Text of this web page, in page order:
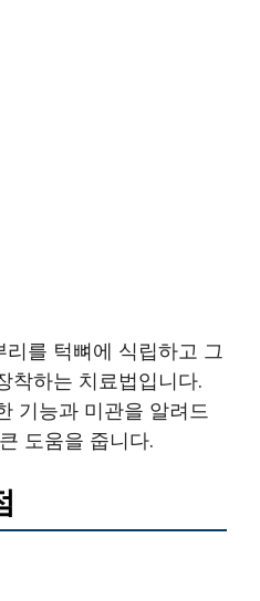
를 턱뼈에 식립하고 그
착하는 치료법입니다.
기능과 미관을 알려드
도움을 줍니다.